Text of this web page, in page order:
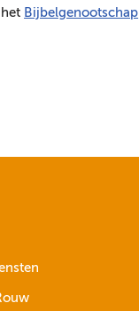
Bijbelgenootschap